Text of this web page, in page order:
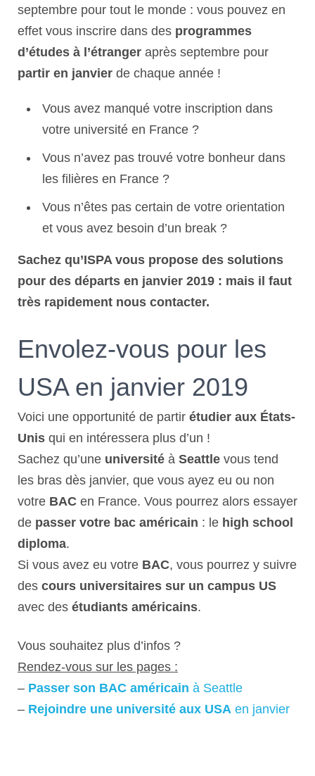
septembre pour tout le monde : vous pouvez en
effet vous inscrire dans des programmes
d’études à l’étranger après septembre pour
partir en janvier de chaque année !
Vous avez manqué votre inscription dans
votre université en France ?
Vous n’avez pas trouvé votre bonheur dans
les filières en France ?
Vous n’êtes pas certain de votre orientation
et vous avez besoin d’un break ?
Sachez qu’ISPA vous propose des solutions
pour des départs en janvier 2019 : mais il faut
très rapidement nous contacter.
Envolez-vous pour les
USA en janvier 2019
Voici une opportunité de partir étudier aux États-
Unis qui en intéressera plus d’un !
Sachez qu’une université à Seattle vous tend
les bras dès janvier, que vous ayez eu ou non
votre BAC en France. Vous pourrez alors essayer
de passer votre bac américain : le high school
diploma.
Si vous avez eu votre BAC, vous pourrez y suivre
des cours universitaires sur un campus US
avec des étudiants américains.
Vous souhaitez plus d’infos ?
Rendez-vous sur les pages :
– Passer son BAC américain à Seattle
– Rejoindre une université aux USA en janvier